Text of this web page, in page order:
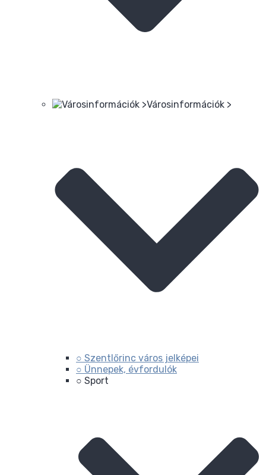
Városinformációk >
○ Szentlőrinc város jelképei
○ Ünnepek, évfordulók
○ Sport